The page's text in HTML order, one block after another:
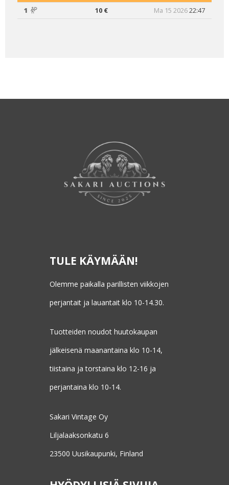
1
10 € Ma 15 202622:47
TULE KÄYMÄÄN!
Olemme paikalla parillisten viikkojen
perjantait ja lauantait klo 10-14.30.
Tuotteiden noudot huutokaupan
jälkeisenä maanantaina klo 10-14,
tiistaina ja torstaina klo 12-16 ja
perjantaina klo 10-14.
Sakari Vintage Oy
Liljalaaksonkatu 6
23500 Uusikaupunki, Finland